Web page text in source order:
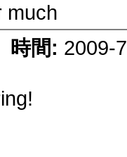
much
時間: 2009-